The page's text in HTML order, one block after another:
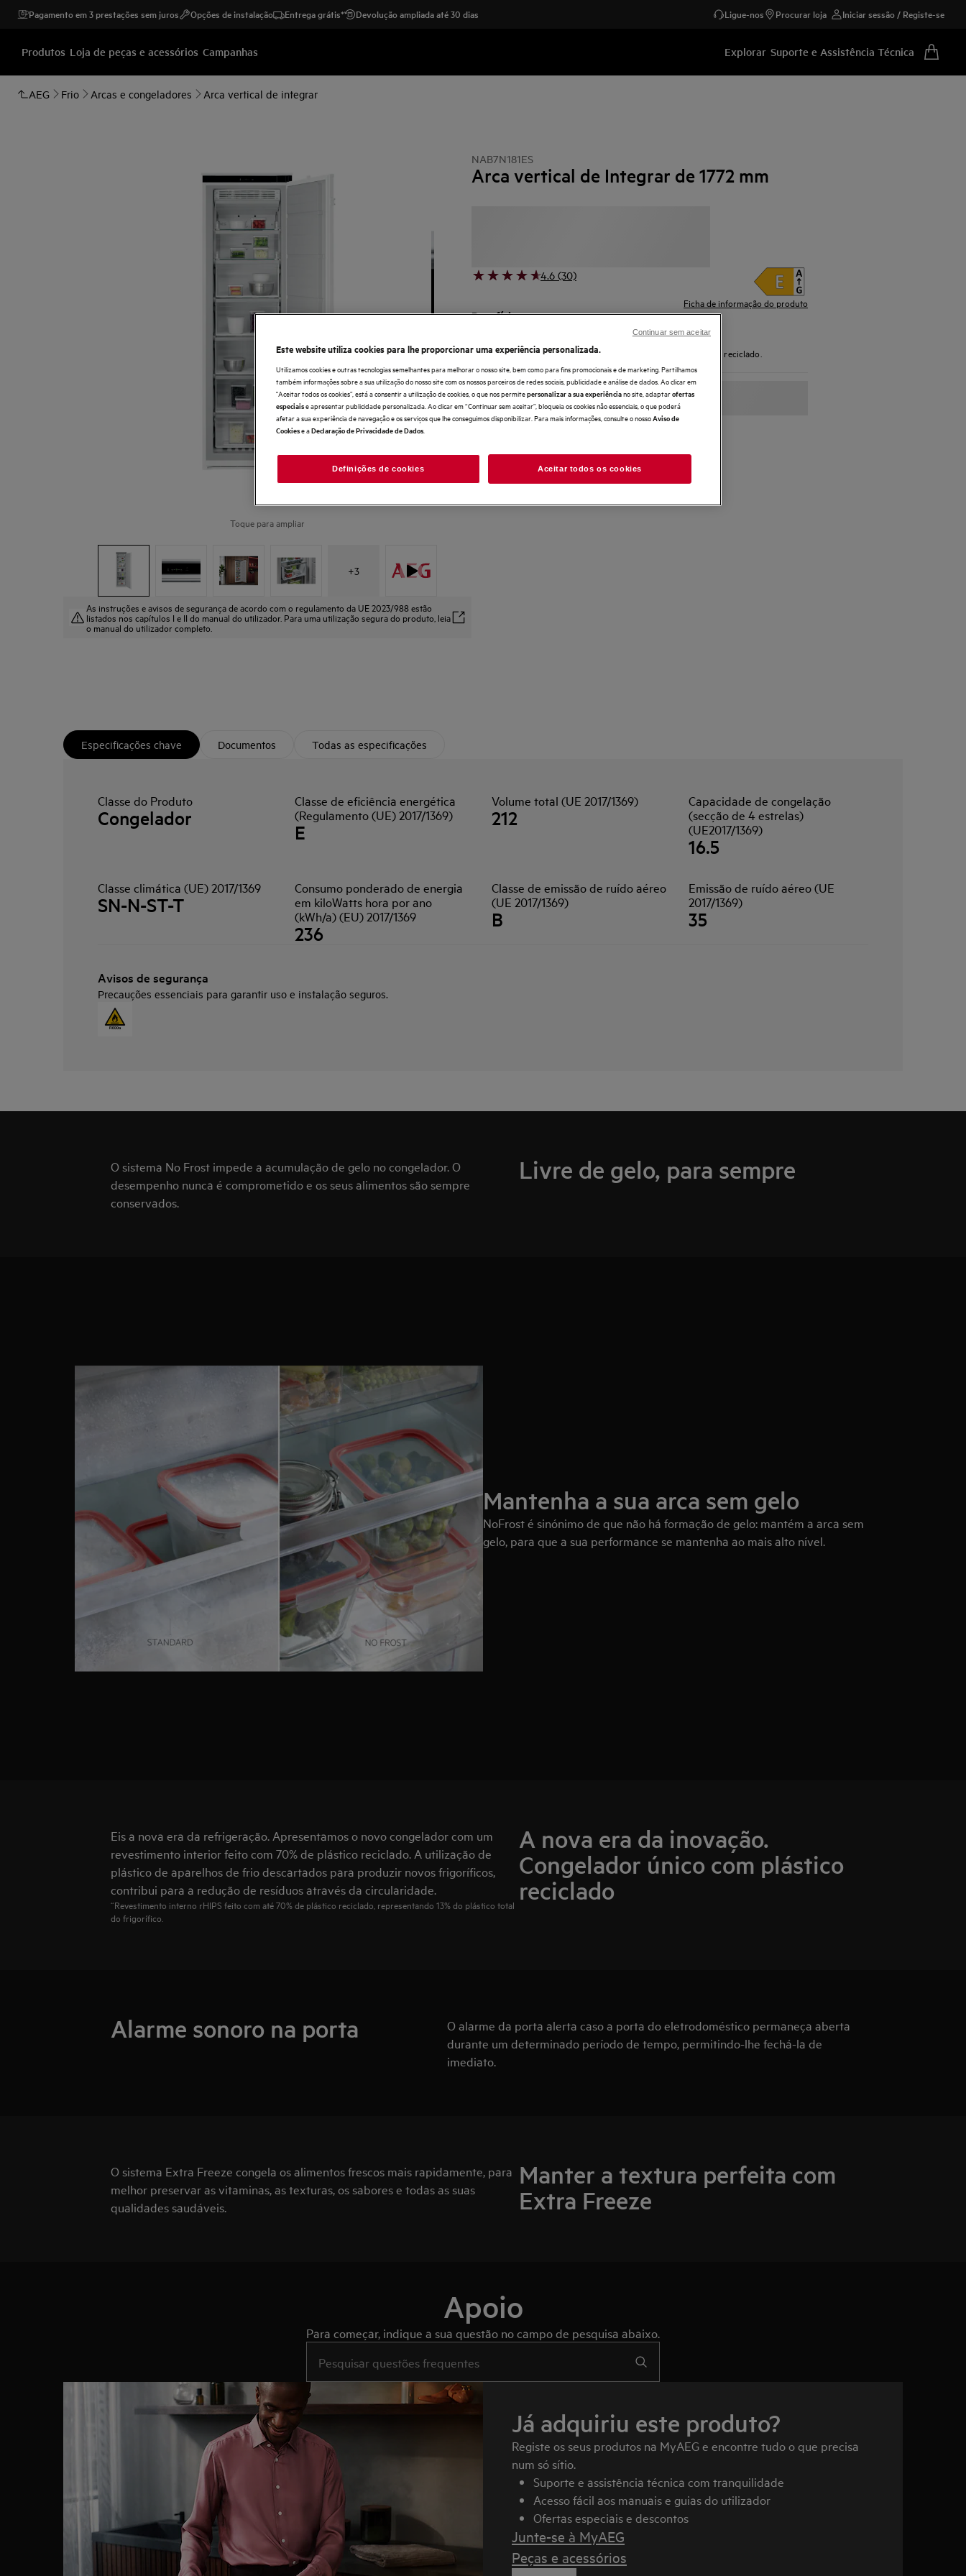
Pagamento em 3 prestações sem juros Opções de instalação Entrega grátis* Devolução ampliada até 30 dias Ligue-nos Procurar loja Iniciar sessão / Registe-se
Produtos Loja de peças e acessórios Campanhas Explorar Suporte e Assistência Técnica
AEG Frio Arcas e congeladores Arca vertical de integrar
Toque para ampliar
+3
As instruções e avisos de segurança de acordo com o regulamento da UE 2023/988 estão
listados nos capítulos I e II do manual do utilizador. Para uma utilização segura do produto, leia
o manual do utilizador completo.
NAB7N181ES
Arca vertical de Integrar de 1772 mm
4.6 (30)
Ficha de informação do produto
Benefícios
No Frost, impede a formação de gelo no congelador
NoFrost, evita a formação de gelo
Revestimento interior do congelador feito com 70% de plástico reciclado.
Especificações chave Documentos Todas as especificações
Classe do Produto
Congelador
Classe de eficiência energética
(Regulamento (UE) 2017/1369)
E
Volume total (UE 2017/1369)
212
Capacidade de congelação
(secção de 4 estrelas)
(UE2017/1369)
16.5
Classe climática (UE) 2017/1369
SN-N-ST-T
Consumo ponderado de energia
em kiloWatts hora por ano
(kWh/a) (EU) 2017/1369
236
Classe de emissão de ruído aéreo
(UE 2017/1369)
B
Emissão de ruído aéreo (UE
2017/1369)
35
Avisos de segurança
Precauções essenciais para garantir uso e instalação seguros.
Livre de gelo, para sempre
O sistema No Frost impede a acumulação de gelo no congelador. O
desempenho nunca é comprometido e os seus alimentos são sempre
conservados.
Mantenha a sua arca sem gelo
NoFrost é sinónimo de que não há formação de gelo: mantém a arca sem
gelo, para que a sua performance se mantenha ao mais alto nível.
A nova era da inovação.
Congelador único com plástico
reciclado
Eis a nova era da refrigeração. Apresentamos o novo congelador com um
revestimento interior feito com 70% de plástico reciclado. A utilização de
plástico de aparelhos de frio descartados para produzir novos frigoríficos,
contribui para a redução de resíduos através da circularidade.
“Revestimento interno rHIPS feito com até 70% de plástico reciclado, representando 13% do plástico total
do frigorífico.
Alarme sonoro na porta
O alarme da porta alerta caso a porta do eletrodoméstico permaneça aberta
durante um determinado período de tempo, permitindo-lhe fechá-la de
imediato.
Manter a textura perfeita com
Extra Freeze
O sistema Extra Freeze congela os alimentos frescos mais rapidamente, para
melhor preservar as vitaminas, as texturas, os sabores e todas as suas
qualidades saudáveis.
Apoio
Para começar, indique a sua questão no campo de pesquisa abaixo.
Já adquiriu este produto?
Registe os seus produtos na MyAEG e encontre tudo o que precisa
num só sítio.
Suporte e assistência técnica com tranquilidade
Acesso fácil aos manuais e guias do utilizador
Ofertas especiais e descontos
Junte-se à MyAEG
Peças e acessórios
Este website utiliza cookies para lhe proporcionar uma experiência personalizada.
Utilizamos cookies e outras tecnologias semelhantes para melhorar o nosso site, bem como para fins promocionais e de marketing. Partilhamos
também informações sobre a sua utilização do nosso site com os nossos parceiros de redes sociais, publicidade e análise de dados. Ao clicar em
"Aceitar todos os cookies”, está a consentir a utilização de cookies, o que nos permitepersonalizar a sua experiênciano site, adaptarofertas
especiaise apresentar publicidade personalizada. Ao clicar em “Continuar sem aceitar”, bloqueia os cookies não essenciais, o que poderá
afetar a sua experiência de navegação e os serviços que lhe conseguimos disponibilizar. Para mais informações, consulte o nossoAviso de
Cookiese aDeclaração de Privacidade de Dados
Definições de cookies Aceitar todos os cookies
Continuar sem aceitar